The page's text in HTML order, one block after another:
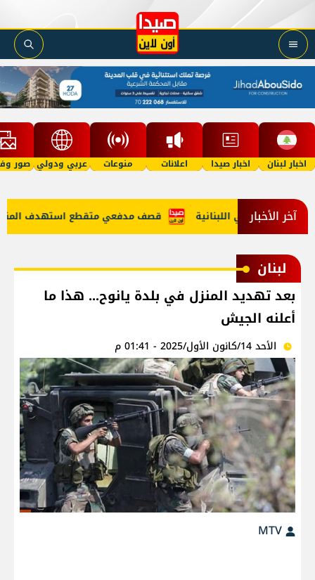
اخبار لبنان اخبار صيدا اعلانات منوعات عربي ودولي صور
آخر الأخبار قصف مدفعي متقطع استهدف المنطقة الأراضي اللبنانية
لبنان
بعد تهديد المنزل في بلدة يانوح... هذا ما
أعلنه الجيش
الأحد 14/كانون الأول/2025 - 01:41 م